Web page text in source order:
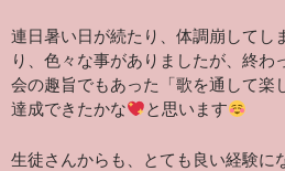
連日暑い日が続たり、体調崩してし
り、色々な事がありましたが、終わ
会の趣旨でもあった「歌を通して楽
達成できたかな
と思います
生徒さんからも、とても良い経験に